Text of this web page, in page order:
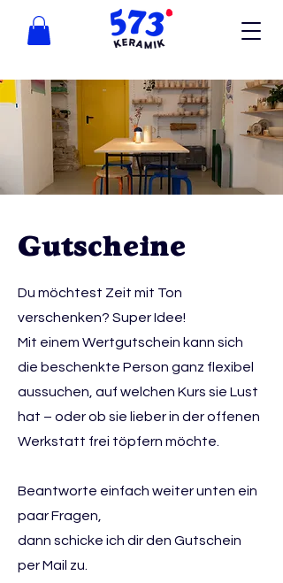
Gutscheine
Du möchtest Zeit mit Ton
verschenken? Super Idee!
Mit einem Wertgutschein kann sich
die beschenkte Person ganz flexibel
aussuchen, auf welchen Kurs sie Lust
hat – oder ob sie lieber in der offenen
Werkstatt frei töpfern möchte.
Beantworte einfach weiter unten ein
paar Fragen,
dann schicke ich dir den Gutschein
per Mail zu.